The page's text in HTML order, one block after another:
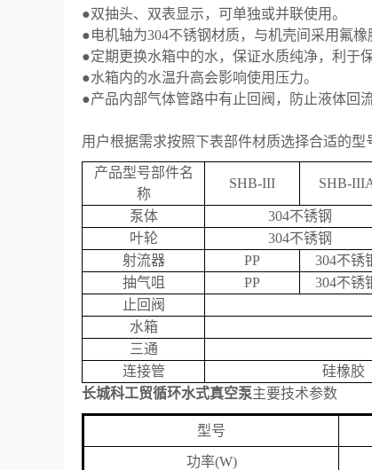
●双抽头、双表显示，可单独或并联使用。
●电机轴为304不锈钢材质，与机壳间采用氟
●定期更换水箱中的水，保证水质纯净，利于
●水箱内的水温升高会影响使用压力。
●产品内部气体管路中有止回阀，防止液体回流
用户根据需求按照下表部件材质选择合适的型
产品型号部件名
称
SHB-III SHB-
泵体 304不锈钢
叶轮
304不锈钢
射流器
PP 304不锈
抽气咀
PP 304不锈
止回阀
水箱
三通
连接管
硅橡胶
长城科工贸循环水式真空泵主要技术参数
型号
功率(W)